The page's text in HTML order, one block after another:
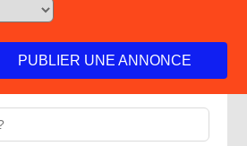
PUBLIER UNE ANNONCE